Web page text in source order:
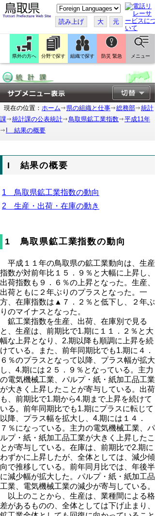
こ
の
ペ
ー
ジ
翻
訳
す
読み上げ 大 元
県外の方へ 分野で探す 組織で探す 防災 緊急 メニュー
現在の位置： ホーム 県の組織と仕事 総務部
統計
課
統計課の公表統計 鳥取県鉱工業指数
平成11年
I 結果の概要
I 結果の概要
1 鳥取県鉱工業指数の動向
2 生産・出荷・在庫の動き
1 鳥取県鉱工業指数の動向
平成１１年の鳥取県の鉱工業動向は、生産
指数が対前年比１５．９％と大幅に上昇し、
出荷指数も９．６％の上昇となった。生産、
出荷ともに２年ぶりのプラスとなった。一
方、在庫指数は▲７．２％と低下し、２年ぶ
りのマイナスとなった。
鉱工業指数を生産、出荷、在庫別で見る
と、生産は、前期比で1.期に１１．２％と大
幅な上昇となり、2.期以降も順調に上昇を続
けている。また、前年同期比でも1.期に４．
６％のプラスとなって以降、プラス幅が拡大
し、4.期には２５．９％となっている。主力
の電気機械工業、パルプ・紙・紙加工品工業
が大きく上昇したことが寄与している。出荷
も、前期比で1.期から4.期まで上昇を続けて
いる。前年同期比でも1.期にプラスに転じて
以降、プラス幅を拡大し、4.期には１４．
７％になっている。主力の電気機械工業、パ
ルプ・紙・紙加工品工業が大きく上昇したこ
とが寄与している。在庫は、前期比で2.期に
わずかに上昇したが、全体としては、減少傾
向で推移している。前年同月比では、年後半
に減少幅が拡大した。パルプ・紙・紙加工品
工業、電気機械工業の減少が寄与している。
以上のことから、生産は、業種間による格
差があるものの、全体としては下げ止まり、